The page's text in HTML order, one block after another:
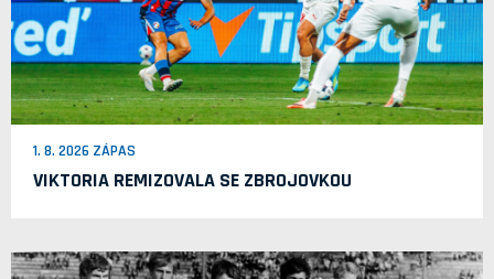
1. 8. 2026 ZÁPAS
VIKTORIA REMIZOVALA SE ZBROJOVKOU